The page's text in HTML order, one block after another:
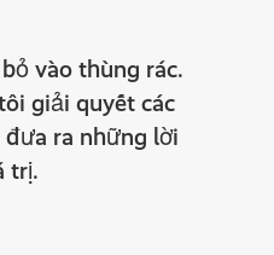
vào thùng rác.
giải quyết các
ra những lời
trị.